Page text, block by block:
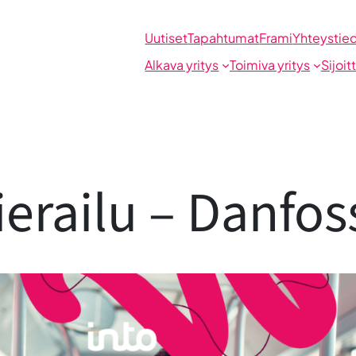
UutisetTapahtumatFrami
Alkava yritys
Toimiva yritys
–